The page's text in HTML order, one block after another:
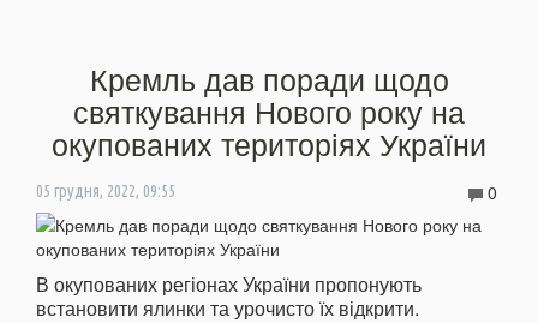
Кремль дав поради щодо
святкування Нового року на
окупованих територіях України
05 грудня, 2022, 09:55 0
В окупованих регіонах України пропонують
встановити ялинки та урочисто їх відкрити.